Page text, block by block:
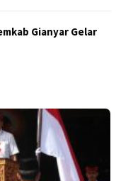
Gianyar Gelar